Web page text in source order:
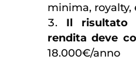
minima, royalty,
Il
rendita deve
18.000€/anno